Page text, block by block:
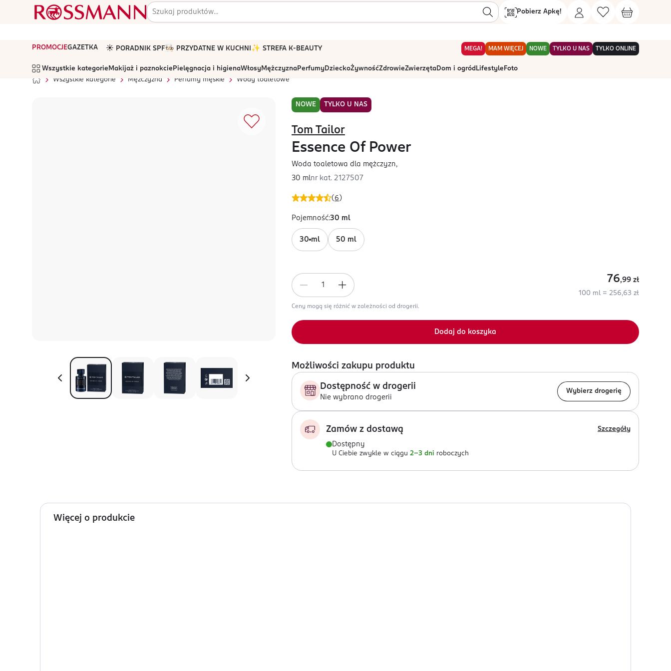
Pobierz Apkę!
PROMOCJEGAZETKA ☀️ PORADNIK SPF🧑🏻‍🍳 PRZYDATNE W KUCHNI ✨ STREFA K-BEAUTY MEGA! MAM WIĘCEJ NOWE TYLKO U NAS TYLKO ONLINE
Wszystkie kategorie Makijaż i paznokcie Pielęgnacja i higienaWłosyMężczyznaPerfumyDzieckoŻywnośćZdrowieZwierzętaDom i ogród Lifestyle Foto
Wszystkie kategorie
Mężczyzna Perfumy męskie Wody toaletowe
NOWE TYLKO U NAS
( 6 )
Tom Tailor
Essence Of Power
Woda toaletowa dla mężczyzn,
30 mlnr kat. 2127507
Pojemność:30 ml
30 ml 50 ml
76,99 zł
100 ml = 256,63 zł
Ceny mogą się różnić w zależności od drogerii.
Dodaj do koszyka
Możliwości zakupu produktu
Dostępność w drogerii
Nie wybrano drogerii
Wybierz drogerię
Zamów z dostawą Szczegóły
Dostępny
U Ciebie zwykle w ciągu 2-3 dni roboczych
Więcej o produkcie